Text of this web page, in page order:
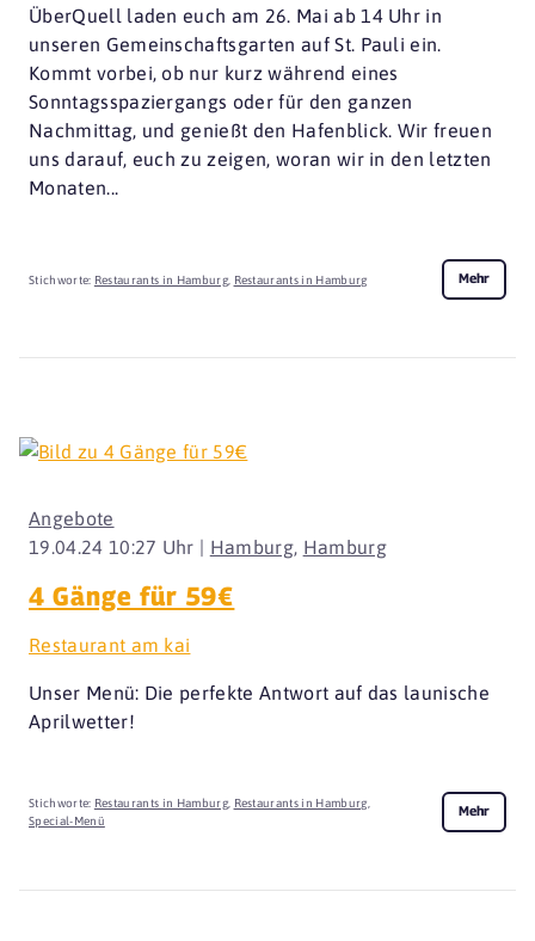
ÜberQuell laden euch am 26. Mai ab 14 Uhr in
unseren Gemeinschaftsgarten auf St. Pauli ein.
Kommt vorbei, ob nur kurz während eines
Sonntagsspaziergangs oder für den ganzen
Nachmittag, und genießt den Hafenblick. Wir freuen
uns darauf, euch zu zeigen, woran wir in den letzten
Monaten...
Stichworte: Restaurants in Hamburg, Restaurants in Hamburg Mehr
19.04.24 10:27 Uhr | Hamburg, Hamburg
Angebote
4 Gänge für 59€
Restaurant am kai
Unser Menü: Die perfekte Antwort auf das launische
Aprilwetter!
Stichworte: Restaurants in Hamburg, Restaurants in Hamburg,
Special-Menü
Mehr